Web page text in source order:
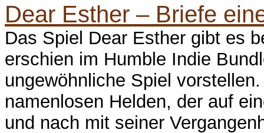
Dear Esther – Briefe
Das Spiel Dear Esther gibt es
erschien im Humble Indie
ungewöhnliche Spiel
namenlosen Helden, der auf
und nach mit seiner